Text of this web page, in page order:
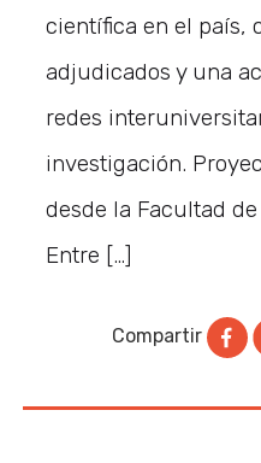
científica en el país,
adjudicados y una
redes
investigación.
desde la Facultad
Entre […]
Compartir